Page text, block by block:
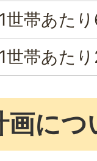
1世帯あた
1世帯あた
画につ